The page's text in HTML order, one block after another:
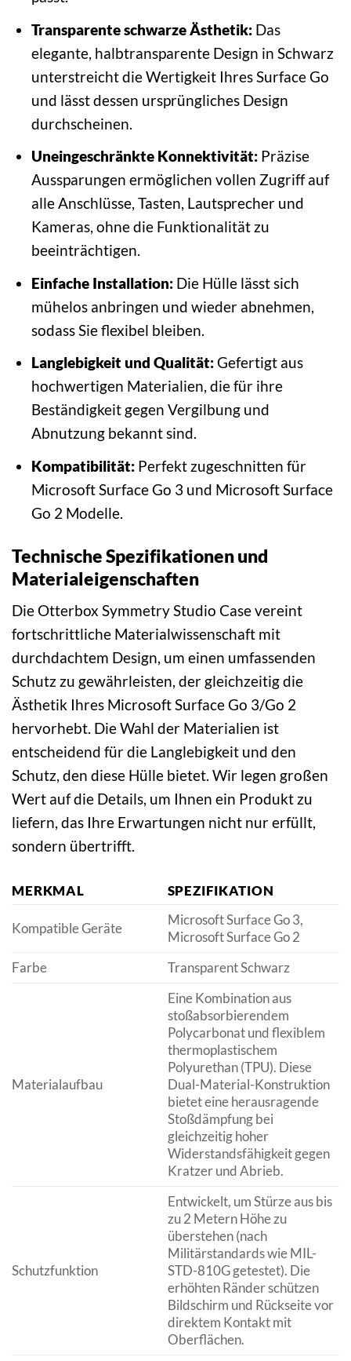
Transparente schwarze Ästhetik:Das
elegante, halbtransparente Design in Schwarz
unterstreicht die Wertigkeit Ihres Surface Go
und lässt dessen ursprüngliches Design
durchscheinen.
Uneingeschränkte Konnektivität:Präzise
Aussparungen ermöglichen vollen Zugriff auf
alle Anschlüsse, Tasten, Lautsprecher und
Kameras, ohne die Funktionalität zu
beeinträchtigen.
Einfache Installation:Die Hülle lässt sich
mühelos anbringen und wieder abnehmen,
sodass Sie flexibel bleiben.
Langlebigkeit und Qualität:Gefertigt aus
hochwertigen Materialien, die für ihre
Beständigkeit gegen Vergilbung und
Abnutzung bekannt sind.
Kompatibilität:Perfekt zugeschnitten für
Microsoft Surface Go 3 und Microsoft Surface
Go 2 Modelle.
Technische Spezifikationen und
Materialeigenschaften
Die Otterbox Symmetry Studio Case vereint
fortschrittliche Materialwissenschaft mit
durchdachtem Design, um einen umfassenden
Schutz zu gewährleisten, der gleichzeitig die
Ästhetik Ihres Microsoft Surface Go 3/Go 2
hervorhebt. Die Wahl der Materialien ist
entscheidend für die Langlebigkeit und den
Schutz, den diese Hülle bietet. Wir legen großen
Wert auf die Details, um Ihnen ein Produkt zu
liefern, das Ihre Erwartungen nicht nur erfüllt,
sondern übertrifft.
MERKMAL SPEZIFIKATION
Kompatible Geräte
Microsoft Surface Go 3,
Microsoft Surface Go 2
Farbe
Transparent Schwarz
Materialaufbau
Eine Kombination aus
stoßabsorbierendem
Polycarbonat und flexiblem
thermoplastischem
Polyurethan (TPU). Diese
Dual-Material-Konstruktion
bietet eine herausragende
Stoßdämpfung bei
gleichzeitig hoher
Widerstandsfähigkeit gegen
Kratzer und Abrieb.
Schutzfunktion
Entwickelt, um Stürze aus bis
zu 2 Metern Höhe zu
überstehen (nach
Militärstandards wie MIL-
STD-810G getestet). Die
erhöhten Ränder schützen
Bildschirm und Rückseite vor
direktem Kontakt mit
Oberflächen.